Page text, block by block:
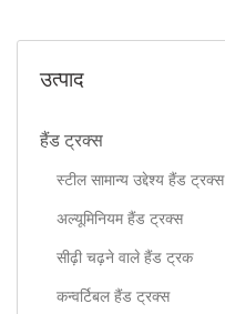
उत्पाद
हैंड ट्रक्स
स्टील सामान्य उद्देश्य हैंड ट्रक्स
अल्यूमिनियम हैंड ट्रक्स
सीढ़ी चढ़ने वाले हैंड ट्रक
कन्वर्टिबल हैंड ट्रक्स